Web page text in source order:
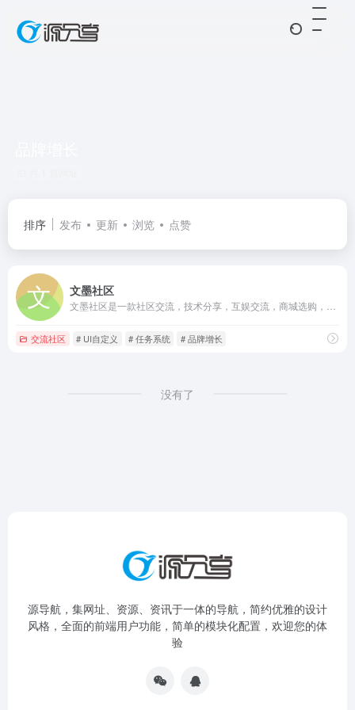
排序 发布 更新 浏览 点赞
文墨社区
交流社区 # UI自定义 # 任务系统 # 品牌增长
没有了
源导航，集网址、资源、资讯于一体的导航，简约优雅的设计
风格，全面的前端用户功能，简单的模块化配置，欢迎您的体
验